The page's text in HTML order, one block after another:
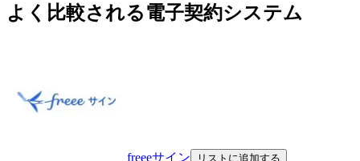
よく比較される電子契約システム
freeeサイン リストに追加する